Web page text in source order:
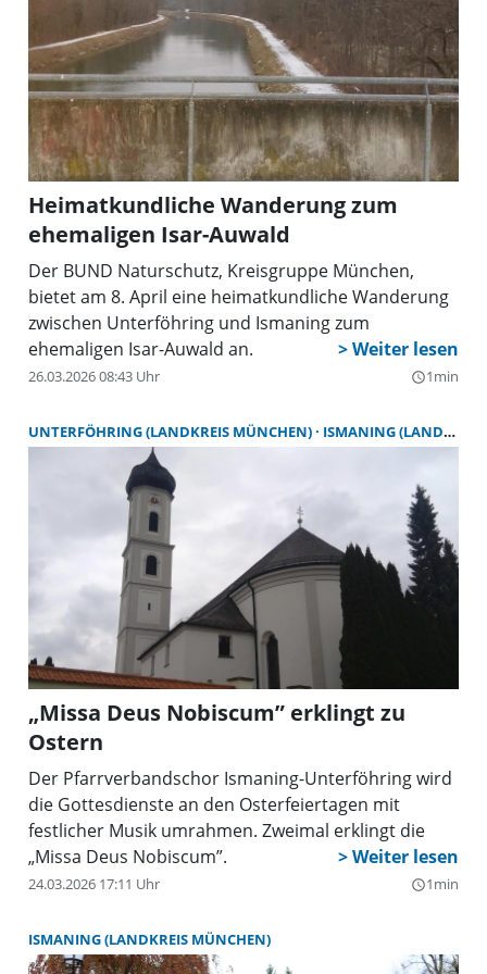
Heimatkundliche Wanderung zum
ehemaligen Isar-Auwald
Der BUND Naturschutz, Kreisgruppe München,
bietet am 8. April eine heimatkundliche Wanderung
zwischen Unterföhring und Ismaning zum
ehemaligen Isar-Auwald an.
26.03.2026 08:43 Uhr query_builder1min
UNTERFÖHRING (LANDKREIS MÜNCHEN) ISMANING (LANDKREIS MÜNCHEN)
„Missa Deus Nobiscum” erklingt zu
Ostern
Der Pfarrverbandschor Ismaning-Unterföhring wird
die Gottesdienste an den Osterfeiertagen mit
festlicher Musik umrahmen. Zweimal erklingt die
„Missa Deus Nobiscum”.
24.03.2026 17:11 Uhr query_builder1min
ISMANING (LANDKREIS MÜNCHEN)